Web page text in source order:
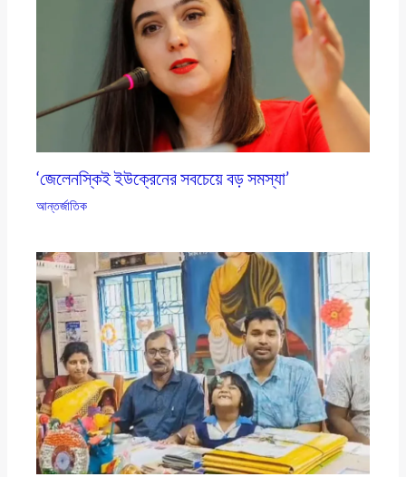
‘জেলেনস্কিই ইউক্রেনের সবচেয়ে বড় সমস্যা’
আন্তর্জাতিক